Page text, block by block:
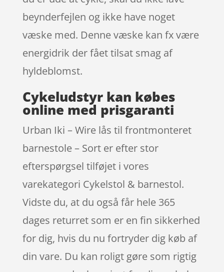
beynderfejlen og ikke have noget
væske med. Denne væske kan fx være
energidrik der fået tilsat smag af
hyldeblomst.
Cykeludstyr kan købes
online med prisgaranti
Urban Iki – Wire lås til frontmonteret
barnestole – Sort er efter stor
efterspørgsel tilføjet i vores
varekategori Cykelstol & barnestol.
Vidste du, at du også får hele 365
dages returret som er en fin sikkerhed
for dig, hvis du nu fortryder dig køb af
din vare. Du kan roligt gøre som rigtig